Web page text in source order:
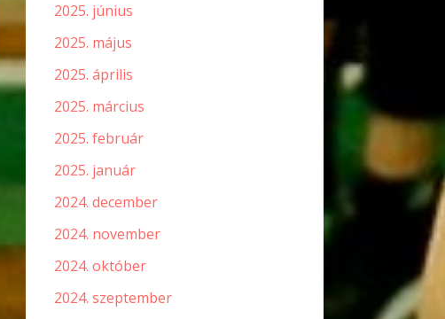
2025. június
2025. május
2025. április
2025. március
2025. február
2025. január
2024. december
2024. november
2024. október
2024. szeptember